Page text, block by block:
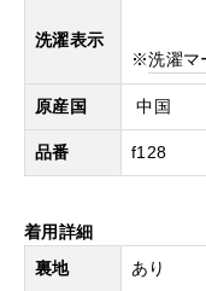
洗濯表示
※洗濯マ
原産国 中国
品番 f128
着用詳細
裏地
あり